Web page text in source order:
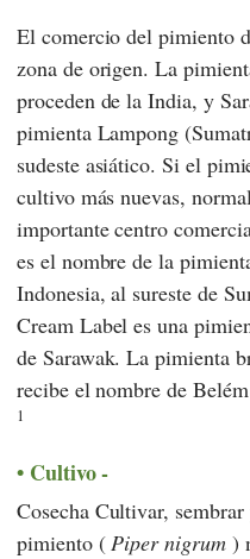
El comercio del pimiento
zona de origen. La
proceden de la India, y
pimienta Lampong
sudeste asiático. Si el
cultivo más nuevas,
importante centro
es el nombre de la
Indonesia, al sureste de
Cream Label es una
de Sarawak. La pimienta
recibe el nombre de
1
Cultivo -
Cosecha Cultivar,
pimiento (Piper nigrum)